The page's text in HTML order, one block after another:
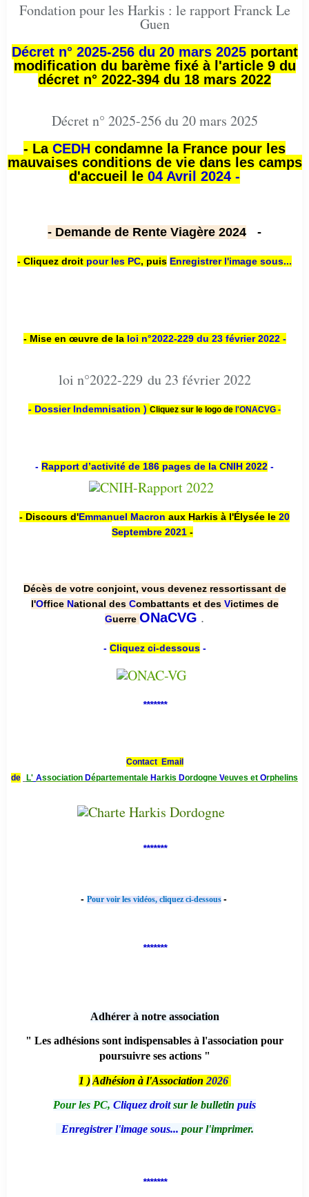
Fondation pour les Harkis : le rapport Franck Le
Guen
Décret n° 2025-256 du 20 mars 2025portant
modification du barème fixé à l'article 9 du
décret n° 2022-394 du 18 mars 2022
Décret n° 2025-256 du 20 mars 2025
- La CEDH condamne la France pour les
mauvaises conditions de vie dans les camps
d'accueil le 04 Avril 2024 -
- Demande de Rente Viagère 2024 -
- Cliquez droit pour les PC, puis Enregistrer l'image sous...
- Mise en œuvre de la loi n°2022-229 du 23 février 2022 -
loi n°2022-229 du 23 février 2022
- Dossier Indemnisation ) Cliquez sur le logo de l'ONACVG -
- Rapport d’activité de 186 pages de la CNIH 2022 -
- Discours d'Emmanuel Macron aux Harkis à l'Élysée le 20
Septembre 2021 -
Décès de votre conjoint, vous devenez ressortissant de
l'Office National des Combattants et des Victimes de
Guerre ONaCVG .
- Cliquez ci-dessous-
*******
Contact Email
de
L' Association Départementale Harkis Dordogne Veuves et Orphelins
*******
- Pour voir les vidéos, cliquez ci-dessous -
*******
Adhérer à notre association
" Les adhésions sont indispensables à l'association pour
poursuivre ses actions "
1 ) Adhésion à l'Association 2026
Pour les PC, Cliquez droitsur le bulletin puis
Enregistrer l'image sous... pour l'imprimer.
*******